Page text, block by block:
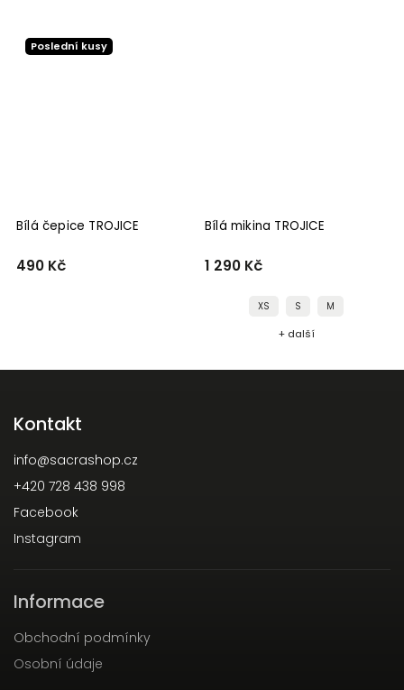
Poslední kusy
Bílá čepice TROJICE
490 Kč
Bílá mikina TROJICE
1 290 Kč
XS S M
+ další
Kontakt
info@sacrashop.cz
+420 728 438 998
Facebook
Instagram
Informace
Obchodní podmínky
Osobní údaje